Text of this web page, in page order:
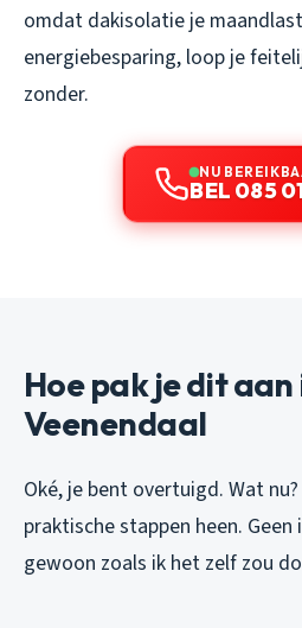
omdat dakisolatie je
energiebesparing, loop je
zonder.
NU
BEL 085
Hoe pak je dit aan
Veenendaal
Oké, je bent overtuigd. Wat
praktische stappen heen.
gewoon zoals ik het zelf zou